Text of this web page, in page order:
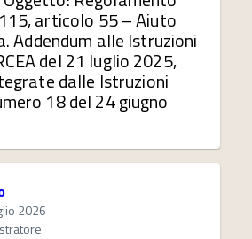
articolo 55 – Aiuto
Addendum alle Istruzioni
del 21 luglio 2025,
dalle Istruzioni
18 del 24 giugno
2026